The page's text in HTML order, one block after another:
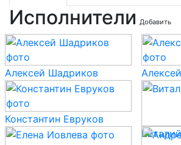
Исполнители Добавить
Алексей Шадриков
Константин Евруков